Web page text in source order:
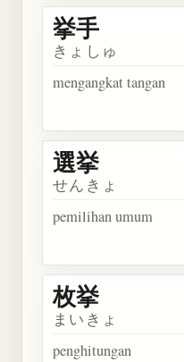
挙手
きょしゅ
mengangkat tangan
選挙
せんきょ
pemilihan umum
枚挙
まいきょ
penghitungan